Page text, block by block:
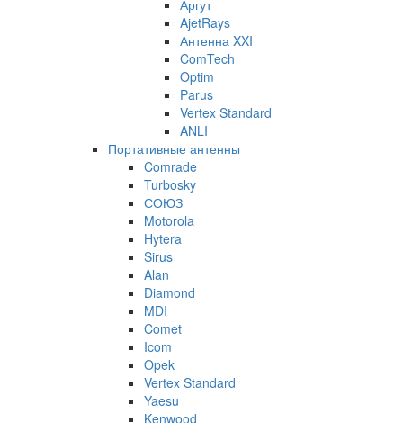
Аргут
AjetRays
Антенна XXI
ComTech
Optim
Parus
Vertex Standard
ANLI
Портативные антенны
Comrade
Turbosky
СОЮЗ
Motorola
Hytera
Sirus
Alan
Diamond
MDI
Comet
Icom
Opek
Vertex Standard
Yaesu
Kenwood